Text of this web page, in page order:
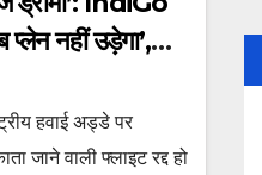
नहीं उड़ेगा’,
As Pilot
End Of Duty
हवाई अड्डे पर
जाने वाली फ्लाइट रद्द हो